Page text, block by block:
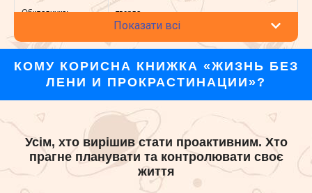
Обкладинка: тверда
Показати всі
КОМУ КОРИСНА КНИЖКА «ЖИЗНЬ БЕЗ
ЛЕНИ И ПРОКРАСТИНАЦИИ»?
Усім, хто вирішив стати проактивним. Хто
прагне планувати та контролювати своє
життя